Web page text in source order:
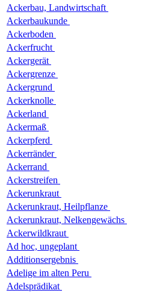
Ackerbau, Landwirtschaft
Ackerbaukunde
Ackerboden
Ackerfrucht
Ackergerät
Ackergrenze
Ackergrund
Ackerknolle
Ackerland
Ackermaß
Ackerpferd
Ackerränder
Ackerrand
Ackerstreifen
Ackerunkraut
Ackerunkraut, Heilpflanze
Ackerunkraut, Nelkengewächs
Ackerwildkraut
Ad hoc, ungeplant
Additionsergebnis
Adelige im alten Peru
Adelsprädikat